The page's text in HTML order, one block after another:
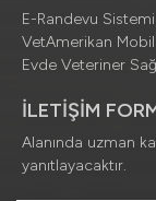
E-Randevu Sistemi
VetAmerikan
Evde Veteriner
İLETİŞİM
Alanında uzman
yanıtlayacaktır.